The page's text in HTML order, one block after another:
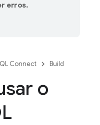
erros.
Connect Build
o